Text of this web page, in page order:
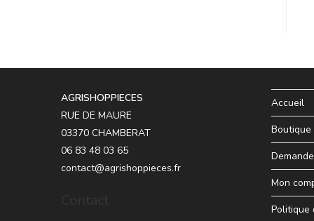
AGRISHOPPIECES
RUE DE MAURE
03370 CHAMBERAT
06 83 48 03 65
contact@agrishoppieces.fr
Accueil
Boutique
Mon
Politique